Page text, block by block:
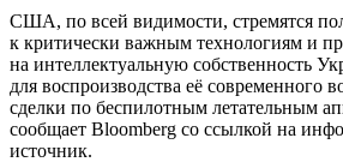
США, по всей видимости, стремятся
к критически важным технологиям и
на интеллектуальную собственность
для воспроизводства её современного
сделки по беспилотным летательным
сообщает Bloomberg со ссылкой на
источник.